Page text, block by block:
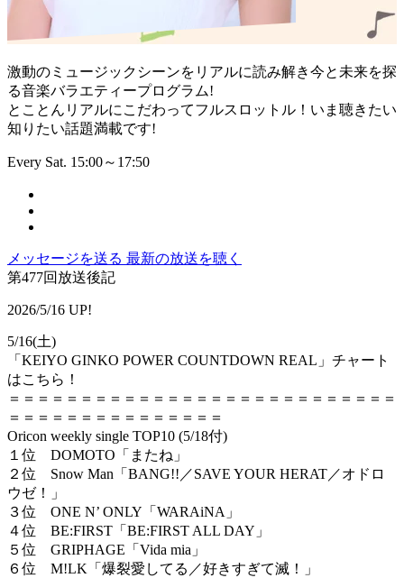
激動のミュージックシーンをリアルに読み解き今と未来を探
る音楽バラエティープログラム!
とことんリアルにこだわってフルスロットル！いま聴きたい
知りたい話題満載です!
Every Sat. 15:00～17:50
メッセージを送る 最新の放送を聴く
第477回放送後記
2026/5/16 UP!
5/16(土)
「KEIYO GINKO POWER COUNTDOWN REAL」チャート
はこちら！
＝＝＝＝＝＝＝＝＝＝＝＝＝＝＝＝＝＝＝＝＝＝＝＝＝＝＝
＝＝＝＝＝＝＝＝＝＝＝＝＝＝＝
Oricon weekly single TOP10 (5/18付)
１位 DOMOTO「またね」
２位 Snow Man「BANG!!／SAVE YOUR HERAT／オドロ
ウゼ！」
３位 ONE N’ ONLY「WARAiNA」
４位 BE:FIRST「BE:FIRST ALL DAY」
５位 GRIPHAGE「Vida mia」
６位 M!LK「爆裂愛してる／好きすぎて滅！」